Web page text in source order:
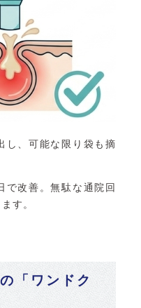
し、可能な限り袋も摘
で改善。無駄な通院回
す。
「ワンドク